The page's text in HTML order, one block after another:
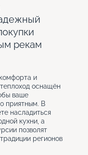
рекам
и
оснащён
ваше
приятным. В
насладиться
кухни, а
позволят
регионов